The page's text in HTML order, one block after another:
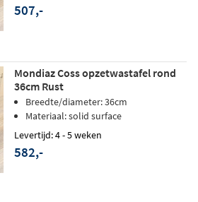
507,-
Mondiaz Coss opzetwastafel rond
36cm Rust
Breedte/diameter: 36cm
Materiaal: solid surface
Levertijd: 4 - 5 weken
582,-